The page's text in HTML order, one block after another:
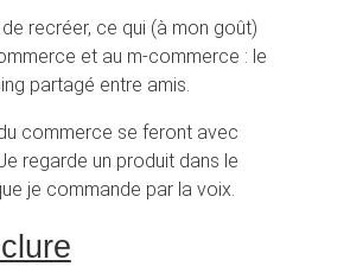
de recréer, ce qui (à mon goût)
et au m-commerce : le
partagé entre amis.
commerce se feront avec
regarde un produit dans le
je commande par la voix.